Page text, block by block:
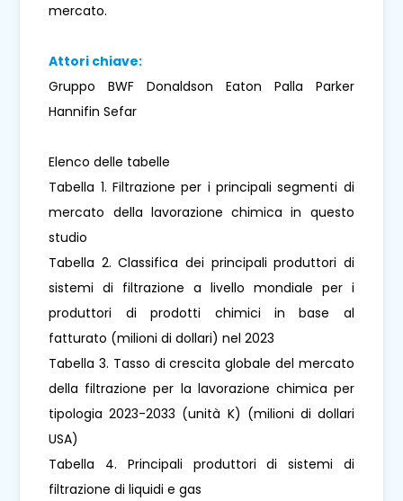
mercato.
Attori chiave:
Gruppo BWF Donaldson Eaton Palla Parker
Hannifin Sefar
Elenco delle tabelle
Tabella 1. Filtrazione per i principali segmenti di
mercato della lavorazione chimica in questo
studio
Tabella 2. Classifica dei principali produttori di
sistemi di filtrazione a livello mondiale per i
produttori di prodotti chimici in base al
fatturato (milioni di dollari) nel 2023
Tabella 3. Tasso di crescita globale del mercato
della filtrazione per la lavorazione chimica per
tipologia 2023-2033 (unità K) (milioni di dollari
USA)
Tabella 4. Principali produttori di sistemi di
filtrazione di liquidi e gas